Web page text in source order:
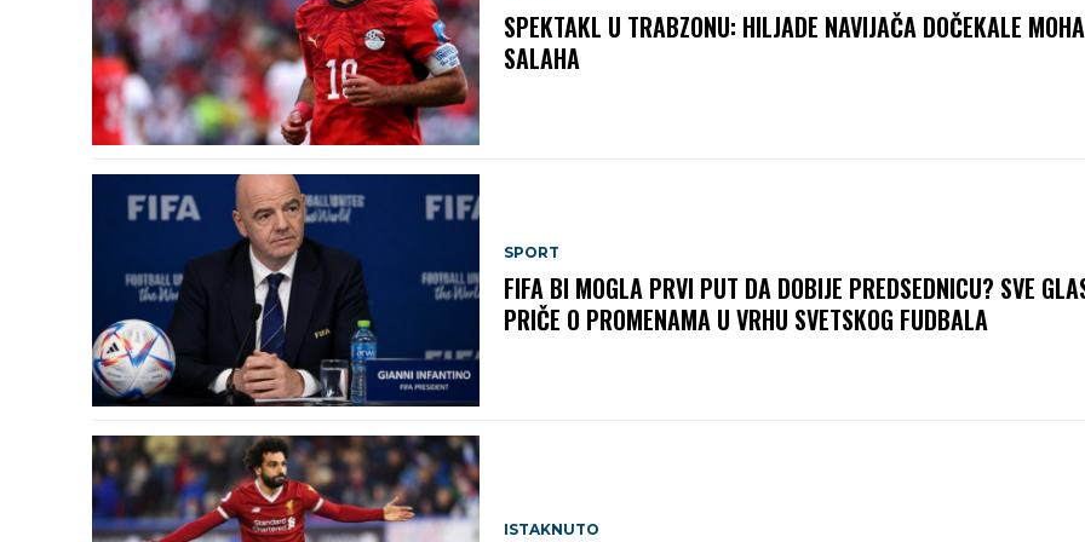
SPEKTAKL U TRABZONU: HILJADE NAVIJAČA DOČEKALE
SALAHA
SPORT
FIFA BI MOGLA PRVI PUT DA DOBIJE PREDSEDNICU? SVE
PRIČE O PROMENAMA U VRHU SVETSKOG FUDBALA
ISTAKNUTO